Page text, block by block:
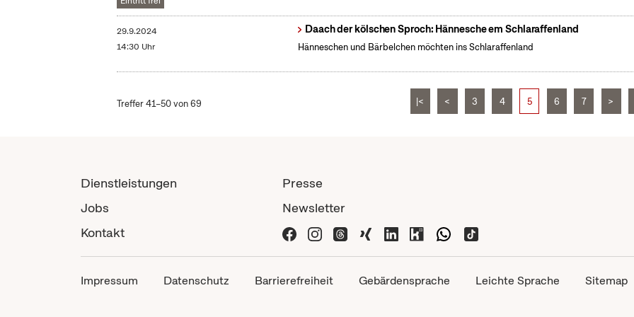
29.9.2024
14:30 Uhr
Daach der kölschen Sproch: Hännesche em Schlaraffenland
Hänneschen und Bärbelchen möchten ins Schlaraffenland
Treffer 41–50 von 69 |< < 3 4 5 6 7 >
Dienstleistungen
Jobs
Kontakt
Presse
Newsletter
Impressum Datenschutz Barrierefreiheit Gebärdensprache Leichte Sprache Sitemap